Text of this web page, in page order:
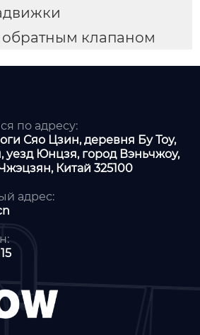
обратным клапаном
по адресу:
Сяо Цзин, деревня Бу Тоу,
уезд Юнцзя, город Вэньчжоу,
Китай 325100
адрес: